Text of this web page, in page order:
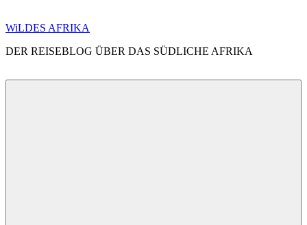
Zum
springen
WiLDES AFRIKA
DER REISEBLOG ÜBER DAS SÜDLICHE AFRIKA